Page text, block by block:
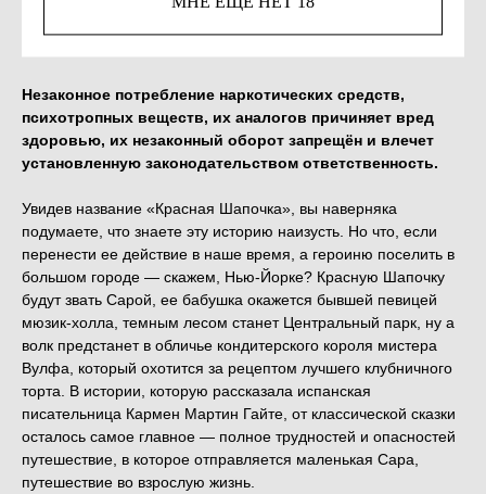
Незаконное потребление наркотических средств,
психотропных веществ, их аналогов причиняет вред
здоровью, их незаконный оборот запрещён и влечет
установленную законодательством ответственность.
Увидев название «Красная Шапочка», вы наверняка
подумаете, что знаете эту историю наизусть. Но что, если
перенести ее действие в наше время, а героиню поселить в
большом городе — скажем, Нью-Йорке? Красную Шапочку
будут звать Сарой, ее бабушка окажется бывшей певицей
мюзик-холла, темным лесом станет Центральный парк, ну а
волк предстанет в обличье кондитерского короля мистера
Вулфа, который охотится за рецептом лучшего клубничного
торта. В истории, которую рассказала испанская
писательница Кармен Мартин Гайте, от классической сказки
осталось самое главное — полное трудностей и опасностей
путешествие, в которое отправляется маленькая Сара,
путешествие во взрослую жизнь.